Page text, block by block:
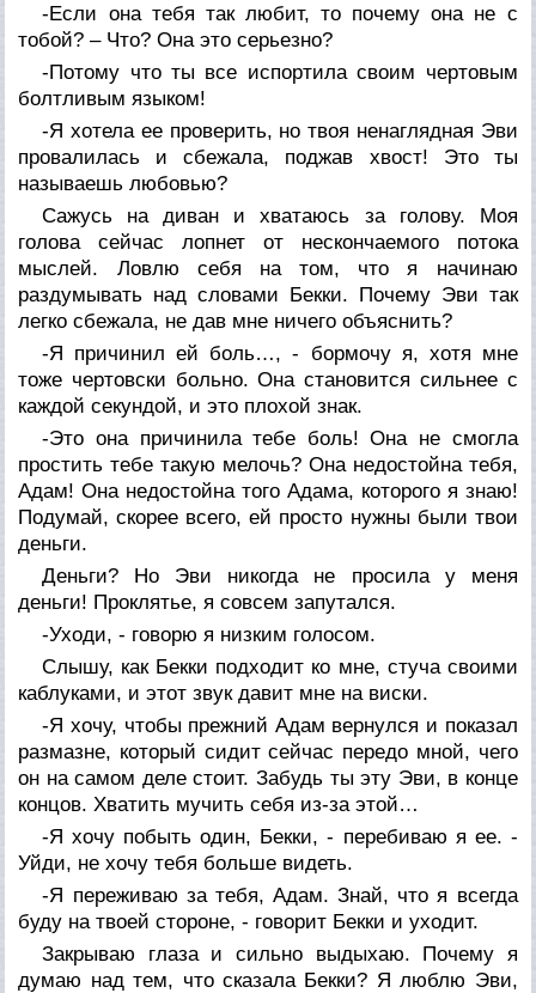
-Если она тебя так любит, то почему она не с
тобой? – Что? Она это серьезно?
-Потому что ты все испортила своим чертовым
болтливым языком!
-Я хотела ее проверить, но твоя ненаглядная Эви
провалилась и сбежала, поджав хвост! Это ты
называешь любовью?
Сажусь на диван и хватаюсь за голову. Моя
голова сейчас лопнет от нескончаемого потока
мыслей. Ловлю себя на том, что я начинаю
раздумывать над словами Бекки. Почему Эви так
легко сбежала, не дав мне ничего объяснить?
-Я причинил ей боль…, - бормочу я, хотя мне
тоже чертовски больно. Она становится сильнее с
каждой секундой, и это плохой знак.
-Это она причинила тебе боль! Она не смогла
простить тебе такую мелочь? Она недостойна тебя,
Адам! Она недостойна того Адама, которого я знаю!
Подумай, скорее всего, ей просто нужны были твои
деньги.
Деньги? Но Эви никогда не просила у меня
деньги! Проклятье, я совсем запутался.
-Уходи, - говорю я низким голосом.
Слышу, как Бекки подходит ко мне, стуча своими
каблуками, и этот звук давит мне на виски.
-Я хочу, чтобы прежний Адам вернулся и показал
размазне, который сидит сейчас передо мной, чего
он на самом деле стоит. Забудь ты эту Эви, в конце
концов. Хватить мучить себя из-за этой…
-Я хочу побыть один, Бекки, - перебиваю я ее. -
Уйди, не хочу тебя больше видеть.
-Я переживаю за тебя, Адам. Знай, что я всегда
буду на твоей стороне, - говорит Бекки и уходит.
Закрываю глаза и сильно выдыхаю. Почему я
думаю над тем, что сказала Бекки? Я люблю Эви,